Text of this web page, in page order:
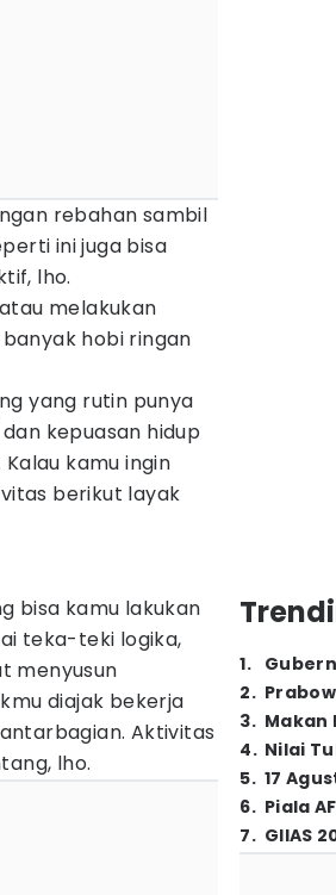
rebahan sambil
ini juga bisa
lho.
melakukan
hobi ringan
yang rutin punya
kepuasan hidup
kamu ingin
berikut layak
bisa kamu lakukan
teka-teki logika,
menyusun
diajak bekerja
Aktivitas
lho.
1.
2.
3. Makan
4. Nilai
5. 17
6. Piala
7. GIIAS